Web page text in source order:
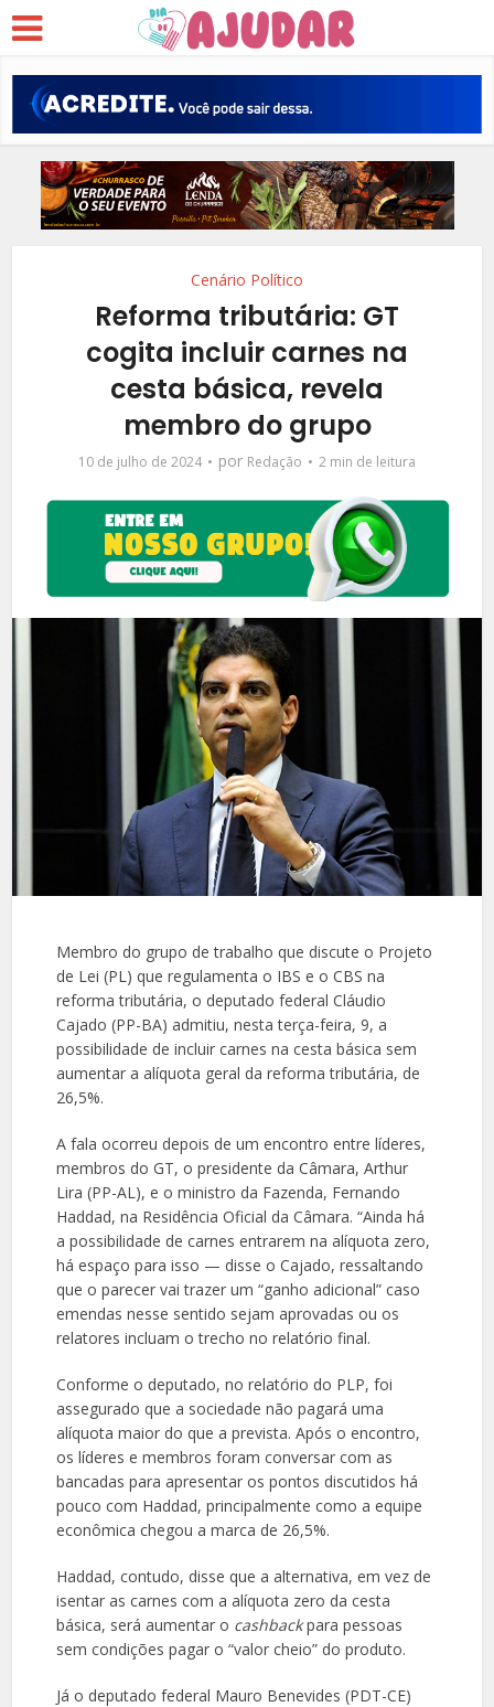
Cenário Político
Reforma tributária: GT
cogita incluir carnes na
cesta básica, revela
membro do grupo
10 de julho de 2024 por Redação 2 min de leitura
Membro do grupo de trabalho que discute o Projeto
de Lei (PL) que regulamenta o IBS e o CBS na
reforma tributária, o deputado federal Cláudio
Cajado (PP-BA) admitiu, nesta terça-feira, 9, a
possibilidade de incluir carnes na cesta básica sem
aumentar a alíquota geral da reforma tributária, de
26,5%.
A fala ocorreu depois de um encontro entre líderes,
membros do GT, o presidente da Câmara, Arthur
Lira (PP-AL), e o ministro da Fazenda, Fernando
Haddad, na Residência Oficial da Câmara. “Ainda há
a possibilidade de carnes entrarem na alíquota zero,
há espaço para isso — disse o Cajado, ressaltando
que o parecer vai trazer um “ganho adicional” caso
emendas nesse sentido sejam aprovadas ou os
relatores incluam o trecho no relatório final.
Conforme o deputado, no relatório do PLP, foi
assegurado que a sociedade não pagará uma
alíquota maior do que a prevista. Após o encontro,
os líderes e membros foram conversar com as
bancadas para apresentar os pontos discutidos há
pouco com Haddad, principalmente como a equipe
econômica chegou a marca de 26,5%.
Haddad, contudo, disse que a alternativa, em vez de
isentar as carnes com a alíquota zero da cesta
básica, será aumentar o cashbackpara pessoas
sem condições pagar o “valor cheio” do produto.
Já o deputado federal Mauro Benevides (PDT-CE)